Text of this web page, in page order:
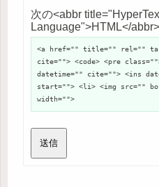
次の<abbr
Language">HTML</
<a href="" title="" rel=""
cite=""> <code> <pre
datetime="" cite=""> <ins
start=""> <li> <img src=""
width="">
送信